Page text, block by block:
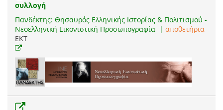
συλλογή
Πανδέκτης: Θησαυρός Ελληνικής Ιστορίας & Πολιτισμού -
Νεοελληνική Εικονιστική Προσωπογραφία | αποθετήρια
EKT